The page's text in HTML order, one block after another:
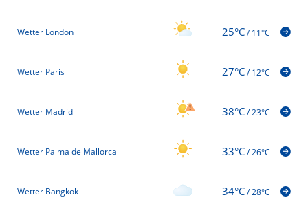
Wetter London 25°C/11°C
Wetter Paris 27°C/12°C
Wetter Madrid 38°C/23°C
Wetter Palma de Mallorca 33°C/26°C
Wetter Bangkok 34°C/28°C